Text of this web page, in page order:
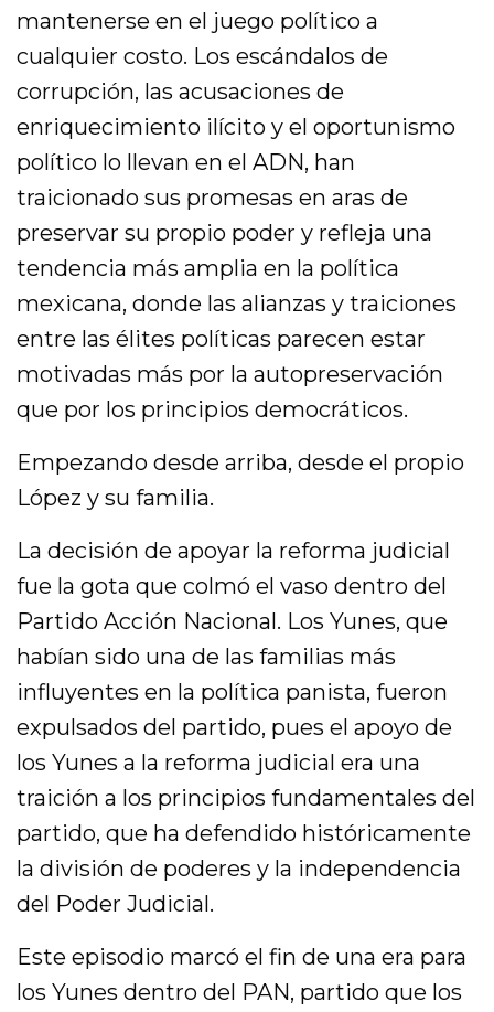
mantenerse en el juego político a
cualquier costo. Los escándalos de
corrupción, las acusaciones de
enriquecimiento ilícito y el oportunismo
político lo llevan en el ADN, han
traicionado sus promesas en aras de
preservar su propio poder y refleja una
tendencia más amplia en la política
mexicana, donde las alianzas y traiciones
entre las élites políticas parecen estar
motivadas más por la autopreservación
que por los principios democráticos.
Empezando desde arriba, desde el propio
López y su familia.
La decisión de apoyar la reforma judicial
fue la gota que colmó el vaso dentro del
Partido Acción Nacional. Los Yunes, que
habían sido una de las familias más
influyentes en la política panista, fueron
expulsados del partido, pues el apoyo de
los Yunes a la reforma judicial era una
traición a los principios fundamentales del
partido, que ha defendido históricamente
la división de poderes y la independencia
del Poder Judicial.
Este episodio marcó el fin de una era para
los Yunes dentro del PAN, partido que los